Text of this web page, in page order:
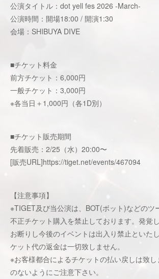
公演タイトル：dot yell fes 2026 -March-
公演時間：開場18:00 / 開演1:30
会場：SHIBUYA DIVE
■チケット料金
前方チケット：6,000円
一般チケット：3,000円
※各当日＋1,000円（各1D別）
■チケット販売期間
先着販売：2/25（水）20:00〜
[販売URL]https://tiget.net/events/467094
【注意事項】
※TIGET及び当公演は、BOT(ボット)などのツ
不正チケット購入を禁止しております。発覚
お断りし今後のイベントは出入り禁止といた
ケット代の返金は一切致しません。
※お客様都合によるチケットの払い戻しは致し
のないようにご注意下さい。